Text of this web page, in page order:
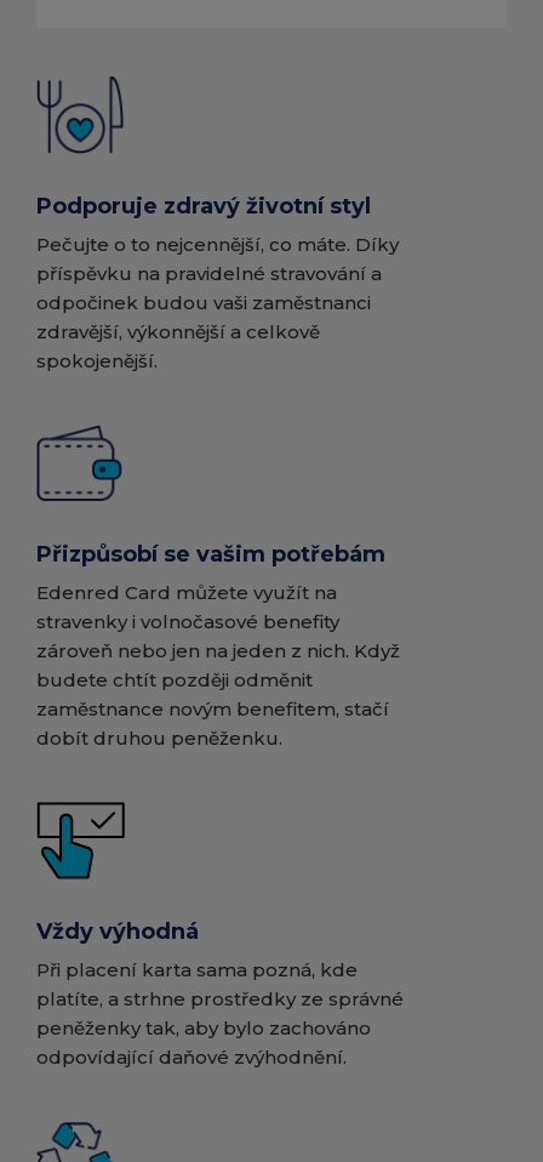
Podporuje zdravý životní styl
Pečujte o to nejcennější, co máte. Díky
příspěvku na pravidelné stravování a
odpočinek budou vaši zaměstnanci
zdravější, výkonnější a celkově
spokojenější.
Přizpůsobí se vašim potřebám
Edenred Card můžete využít na
stravenky i volnočasové benefity
zároveň nebo jen na jeden z nich. Když
budete chtít později odměnit
zaměstnance novým benefitem, stačí
dobít druhou peněženku.
Vždy výhodná
Při placení karta sama pozná, kde
platíte, a strhne prostředky ze správné
peněženky tak, aby bylo zachováno
odpovídající daňové zvýhodnění.